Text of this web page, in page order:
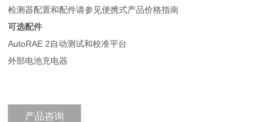
检测器配置和配件请参见便携式产品价格指南
可选配件
AutoRAE 2自动测试和校准平台
外部电池充电器
产品咨询